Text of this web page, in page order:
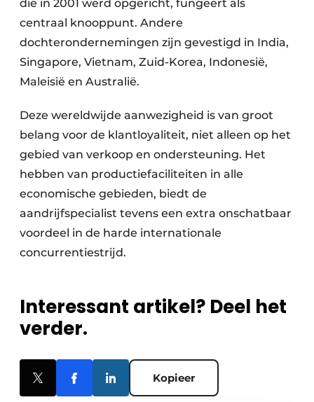
die in 2001 werd opgericht, fungeert als
centraal knooppunt. Andere
dochterondernemingen zijn gevestigd in India,
Singapore, Vietnam, Zuid-Korea, Indonesië,
Maleisië en Australië.
Deze wereldwijde aanwezigheid is van groot
belang voor de klantloyaliteit, niet alleen op het
gebied van verkoop en ondersteuning. Het
hebben van productiefaciliteiten in alle
economische gebieden, biedt de
aandrijfspecialist tevens een extra onschatbaar
voordeel in de harde internationale
concurrentiestrijd.
Interessant artikel? Deel het
verder.
Kopieer